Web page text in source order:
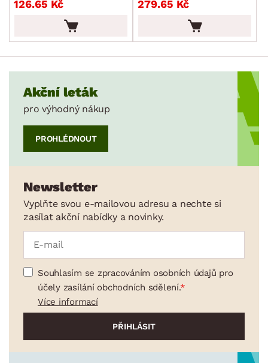
Příbory
Vařečky a naběračky
Sklenice a skleničky
Příslušenství ke kávě a čaji
Kuchyňské nože
Džbány a karafy
Zahradní doplňky
Osvětlení
Ukládání a organizace
Vánoce
Velikonoce
Sedací soupravy a pohovky
Sestavy a stěny
Drobný nábytek
Spotřebiče
126.65 Kč 279.65 Kč
Akční leták
pro výhodný nákup
PROHLÉDNOUT
Newsletter
Vyplňte svou e-mailovou adresu a nechte si
zasílat akční nabídky a novinky.
Souhlasím se zpracováním osobních údajů pro
účely zasílání obchodních sdělení.
Více informací